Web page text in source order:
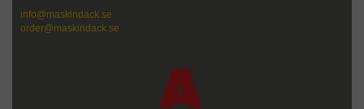
info@maskindack.se
order@maskindack.se